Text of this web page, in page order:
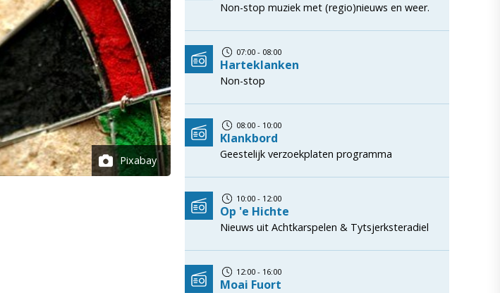
Pixabay
Non-stop muziek met (regio)nieuws en weer.
07:00 - 08:00
Harteklanken
Non-stop
08:00 - 10:00
Klankbord
Geestelijk verzoekplaten programma
10:00 - 12:00
Op 'e Hichte
Nieuws uit Achtkarspelen & Tytsjerksteradiel
12:00 - 16:00
Moai Fuort